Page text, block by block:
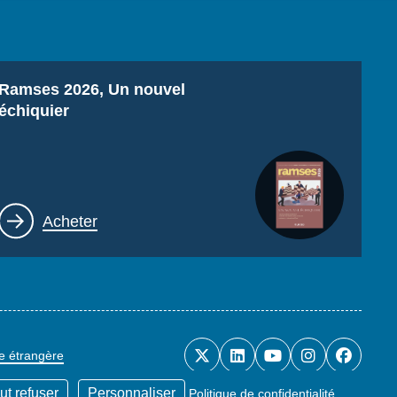
Titre
Ramses 2026, Un nouvel
Lien
Acheter
étrangère
refuser Personnaliser Politique de confidentialité